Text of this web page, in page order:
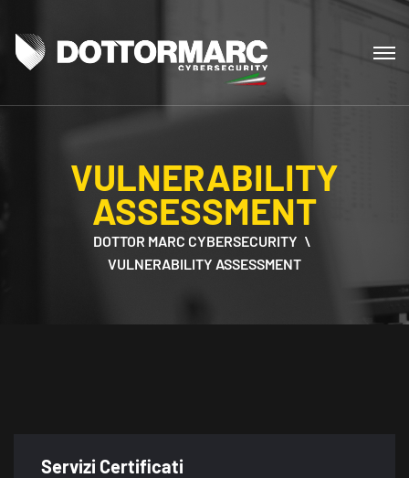
VULNERABILITY
ASSESSMENT
DOTTOR MARC CYBERSECURITY
VULNERABILITY ASSESSMENT
Servizi Certificati